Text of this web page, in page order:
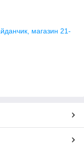
магазин 21-